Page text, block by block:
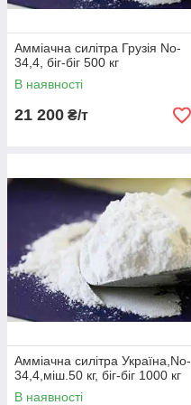
Амміачна силітра Грузія No-
34,4, біг-біг 500 кг
В наявності
21 200 ₴/т
Амміачна силітра Україна,No-
34,4,міш.50 кг, біг-біг 1000 кг
В наявності